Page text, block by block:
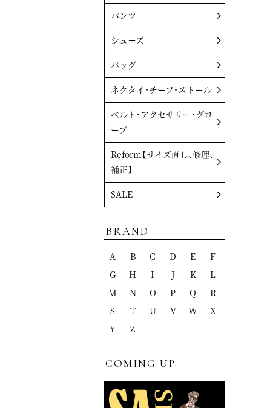
パンツ
シューズ
バッグ
ネクタイ・チーフ・ストール
ベルト・アクセサリー・グロ
ーブ
Reform【サイズ直し、修理、
補正】
SALE
BRAND
A B C D E
F
G
H I J K
L
M
N O P Q
R
S
T U V W
X
Y
Z
COMING UP